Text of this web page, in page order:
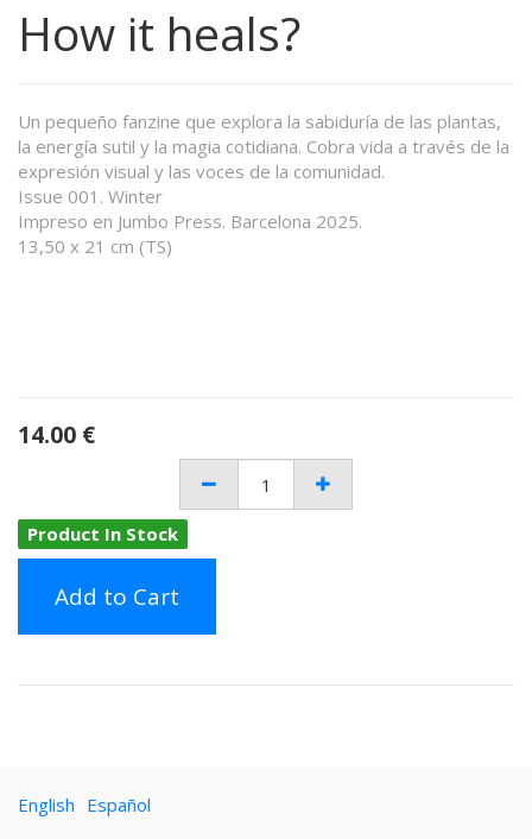
How it heals?
Un pequeño fanzine que explora la sabiduría de las plantas,
la energía sutil y la magia cotidiana. Cobra vida a través de la
expresión visual y las voces de la comunidad.
Issue 001. Winter
Impreso en Jumbo Press. Barcelona 2025.
13,50 x 21 cm (TS)
14.00 €
Product In Stock
Add to Cart
English Español